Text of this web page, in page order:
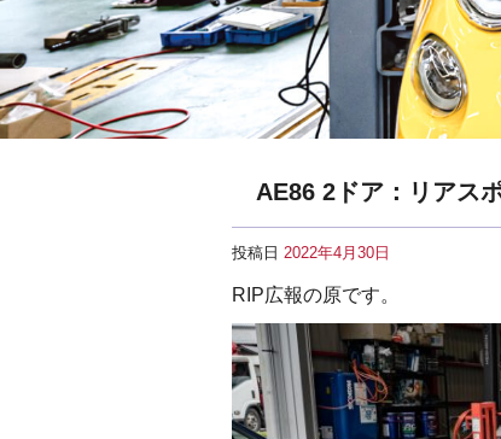
AE86 2ドア：リアス
投稿日 2022年4月30日
RIP広報の原です。